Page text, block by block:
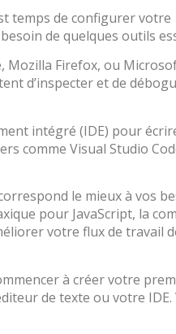
temps de configurer votre
de quelques outils
Mozilla Firefox, ou
d’inspecter et de
intégré (IDE) pour
comme Visual Studio
le mieux à vos
pour JavaScript, la
votre flux de travail
à créer votre
de texte ou votre IDE.